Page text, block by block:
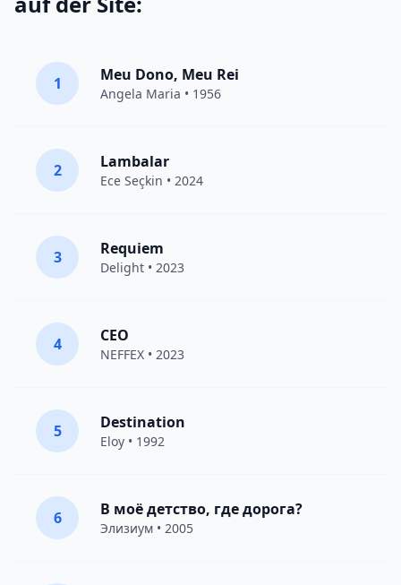
1 Meu Dono, Meu Rei
Angela Maria • 1956
2 Lambalar
Ece Seçkin • 2024
3 Requiem
Delight • 2023
4 CEO
NEFFEX • 2023
5 Destination
Eloy • 1992
6 В моё детство, где дорога?
Элизиум • 2005